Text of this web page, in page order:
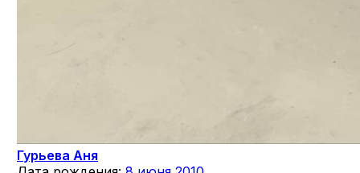
Гурьева Аня